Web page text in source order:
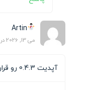
Artin
می 13, 2026 در 10:06 ق.ظ
آپدیت 0.4.3 رو قرار بدید